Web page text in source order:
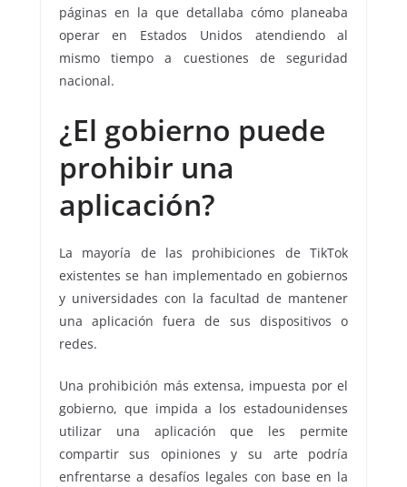
páginas en la que detallaba cómo planeaba
operar en Estados Unidos atendiendo al
mismo tiempo a cuestiones de seguridad
nacional.
¿El gobierno puede
prohibir una
aplicación?
La mayoría de las prohibiciones de TikTok
existentes se han implementado en gobiernos
y universidades con la facultad de mantener
una aplicación fuera de sus dispositivos o
redes.
Una prohibición más extensa, impuesta por el
gobierno, que impida a los estadounidenses
utilizar una aplicación que les permite
compartir sus opiniones y su arte podría
enfrentarse a desafíos legales con base en la